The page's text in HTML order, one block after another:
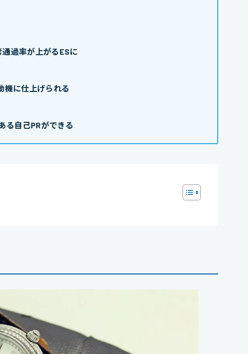
過率が上がるESに
機に仕上げられる
る自己PRができる